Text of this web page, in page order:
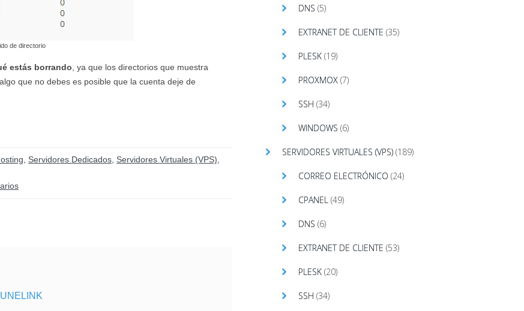
de directorio
estás borrando, ya que los directorios que muestra
que no debes es posible que la cuenta deje de
, Servidores Dedicados, Servidores Virtuales (VPS),
DNS (5)
EXTRANET DE CLIENTE (35)
PLESK (19)
PROXMOX (7)
SSH (34)
WINDOWS (6)
SERVIDORES VIRTUALES (VPS) (189)
CORREO ELECTRÓNICO (24)
CPANEL (49)
DNS (6)
EXTRANET DE CLIENTE (53)
PLESK (20)
SSH (34)